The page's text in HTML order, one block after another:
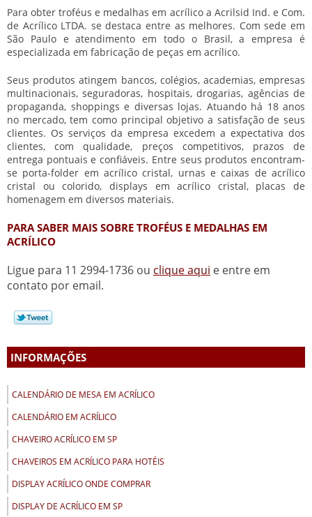
Para obtertroféus e medalhas em acrílicoa Acrilsid Ind. e Com.
de Acrílico LTDA. se destaca entre as melhores. Com sede em
São Paulo e atendimento em todo o Brasil, a empresa é
especializada em fabricação de peças em acrílico.
Seus produtos atingem bancos, colégios, academias, empresas
multinacionais, seguradoras, hospitais, drogarias, agências de
propaganda, shoppings e diversas lojas. Atuando há 18 anos
no mercado, tem como principal objetivo a satisfação de seus
clientes. Os serviços da empresa excedem a expectativa dos
clientes, com qualidade, preços competitivos, prazos de
entrega pontuais e confiáveis. Entre seus produtos encontram-
se porta-folder em acrílico cristal, urnas e caixas de acrílico
cristal ou colorido, displays em acrílico cristal, placas de
homenagem em diversos materiais.
PARA SABER MAIS SOBRE TROFÉUS E MEDALHAS EM
ACRÍLICO
Ligue para 11 2994-1736 ou clique aqui e entre em
contato por email.
INFORMAÇÕES
CALENDÁRIO DE MESA EM ACRÍLICO
CALENDÁRIO EM ACRÍLICO
CHAVEIRO ACRÍLICO EM SP
CHAVEIROS EM ACRÍLICO PARA HOTÉIS
DISPLAY ACRÍLICO ONDE COMPRAR
DISPLAY DE ACRÍLICO EM SP